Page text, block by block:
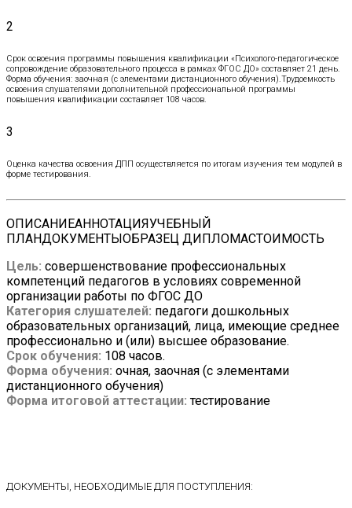
2
Срок освоения программы повышения квалификации «Психолого-педагогическое
сопровождение образовательного процесса в рамках ФГОС ДО» составляет 21 день.
Форма обучения: заочная (с элементами дистанционного обучения).Трудоемкость
освоения слушателями дополнительной профессиональной программы
повышения квалификации составляет 108 часов.
3
Оценка качества освоения ДПП осуществляется по итогам изучения тем модулей в
форме тестирования.
ОПИСАНИЕАННОТАЦИЯУЧЕБНЫЙ
ПЛАНДОКУМЕНТЫОБРАЗЕЦ ДИПЛОМАСТОИМОСТЬ
Цель: совершенствование профессиональных
компетенций педагогов в условиях современной
организации работы по ФГОС ДО
Категория слушателей: педагоги дошкольных
образовательных организаций, лица, имеющие среднее
профессионально и (или) высшее образование.
Срок обучения: 108 часов.
Форма обучения: очная, заочная (с элементами
дистанционного обучения)
Форма итоговой аттестации: тестирование
ДОКУМЕНТЫ, НЕОБХОДИМЫЕ ДЛЯ ПОСТУПЛЕНИЯ: